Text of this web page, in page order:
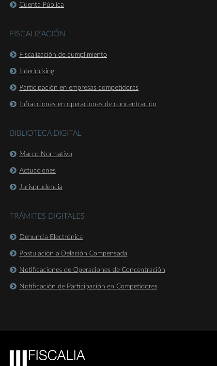
Cuenta Pública
FISCALIZACIÓN
Fiscalización de cumplimiento
Interlocking
Participación en empresas competidoras
Infracciones en operaciones de concentración
BIBLIOTECA DIGITAL
Marco Normativo
Actuaciones
Jurisprudencia
TRÁMITES DIGITALES
Denuncia Electrónica
Postulación a Delación Compensada
Notificaciones de Operaciones de Concentración
Notificación de Participación en Competidores